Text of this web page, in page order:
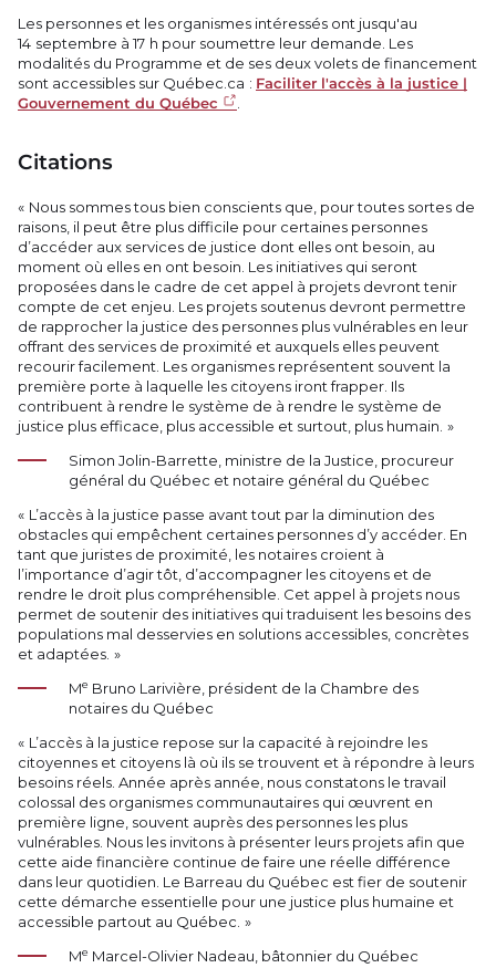
Les personnes et les organismes intéressés ont jusqu'au
14 septembre à 17 h pour soumettre leur demande. Les
modalités du Programme et de ses deux volets de financement
sont accessibles sur Québec.ca : Faciliter l'accès à la justice |
Gouvernement du Québec
.
Citations
« Nous sommes tous bien conscients que, pour toutes sortes de
raisons, il peut être plus difficile pour certaines personnes
d’accéder aux services de justice dont elles ont besoin, au
moment où elles en ont besoin. Les initiatives qui seront
proposées dans le cadre de cet appel à projets devront tenir
compte de cet enjeu. Les projets soutenus devront permettre
de rapprocher la justice des personnes plus vulnérables en leur
offrant des services de proximité et auxquels elles peuvent
recourir facilement. Les organismes représentent souvent la
première porte à laquelle les citoyens iront frapper. Ils
contribuent à rendre le système de à rendre le système de
justice plus efficace, plus accessible et surtout, plus humain. »
Simon Jolin-Barrette, ministre de la Justice, procureur
général du Québec et notaire général du Québec
« L’accès à la justice passe avant tout par la diminution des
obstacles qui empêchent certaines personnes d’y accéder. En
tant que juristes de proximité, les notaires croient à
l’importance d’agir tôt, d’accompagner les citoyens et de
rendre le droit plus compréhensible. Cet appel à projets nous
permet de soutenir des initiatives qui traduisent les besoins des
populations mal desservies en solutions accessibles, concrètes
et adaptées. »
Me Bruno Larivière, président de la Chambre des
notaires du Québec
« L’accès à la justice repose sur la capacité à rejoindre les
citoyennes et citoyens là où ils se trouvent et à répondre à leurs
besoins réels. Année après année, nous constatons le travail
colossal des organismes communautaires qui œuvrent en
première ligne, souvent auprès des personnes les plus
vulnérables. Nous les invitons à présenter leurs projets afin que
cette aide financière continue de faire une réelle différence
dans leur quotidien. Le Barreau du Québec est fier de soutenir
cette démarche essentielle pour une justice plus humaine et
accessible partout au Québec. »
Me Marcel-Olivier Nadeau, bâtonnier du Québec